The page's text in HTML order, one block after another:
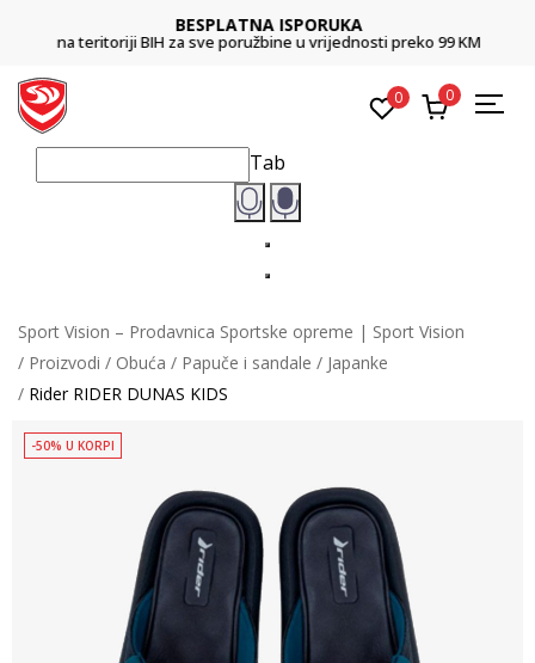
BESPLATNA ISPORUKA
na teritoriji BIH za sve poružbine u vrijednosti preko 99 KM
0 0
Tab
Sport Vision – Prodavnica Sportske opreme | Sport Vision
Proizvodi
Obuća Papuče i sandale
Japanke
Rider RIDER DUNAS KIDS
-50% U KORPI